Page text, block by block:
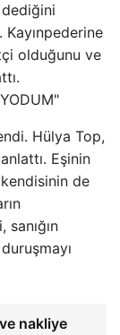
olduğunu ve
Hülya Top,
Eşinin
kendisinin de
nakliye